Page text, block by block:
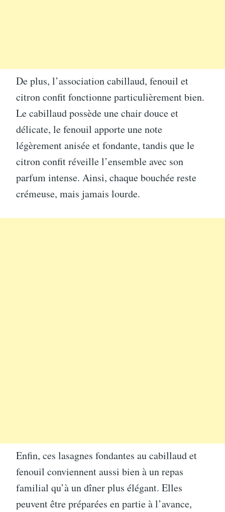
De plus, l’association cabillaud, fenouil et
citron confit fonctionne particulièrement bien.
Le cabillaud possède une chair douce et
délicate, le fenouil apporte une note
légèrement anisée et fondante, tandis que le
citron confit réveille l’ensemble avec son
parfum intense. Ainsi, chaque bouchée reste
crémeuse, mais jamais lourde.
Enfin, ces lasagnes fondantes au cabillaud et
fenouil conviennent aussi bien à un repas
familial qu’à un dîner plus élégant. Elles
peuvent être préparées en partie à l’avance,